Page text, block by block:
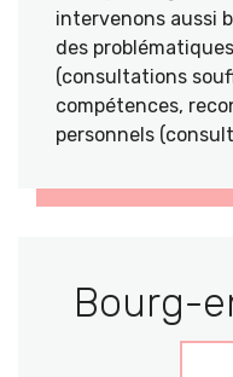
intervenons aussi
des
(consultations
compétences,
personnels
Bourg-